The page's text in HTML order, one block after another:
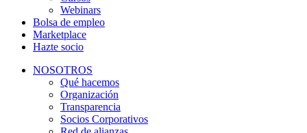
Webinars
Bolsa de empleo
Marketplace
Hazte socio
NOSOTROS
Qué hacemos
Organización
Transparencia
Socios Corporativos